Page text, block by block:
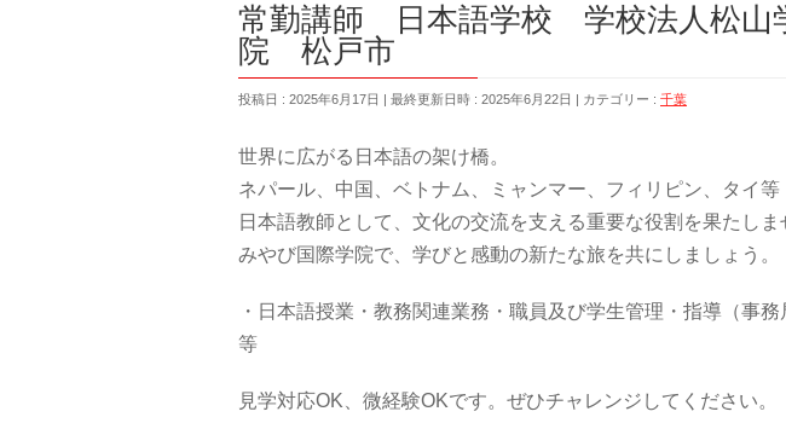
常勤講師 日本語学校 学校法人松山
院 松戸市
投稿日 : 2025年6月17日 最終更新日時 : 2025年6月22日 カテゴリー : 千葉
世界に広がる日本語の架け橋。
ネパール、中国、ベトナム、ミャンマー、フィリピン、タイ等
日本語教師として、文化の交流を支える重要な役割を果たしま
みやび国際学院で、学びと感動の新たな旅を共にしましょう。
・日本語授業・教務関連業務・職員及び学生管理・指導（事
等
見学対応OK、微経験OKです。ぜひチャレンジしてください。